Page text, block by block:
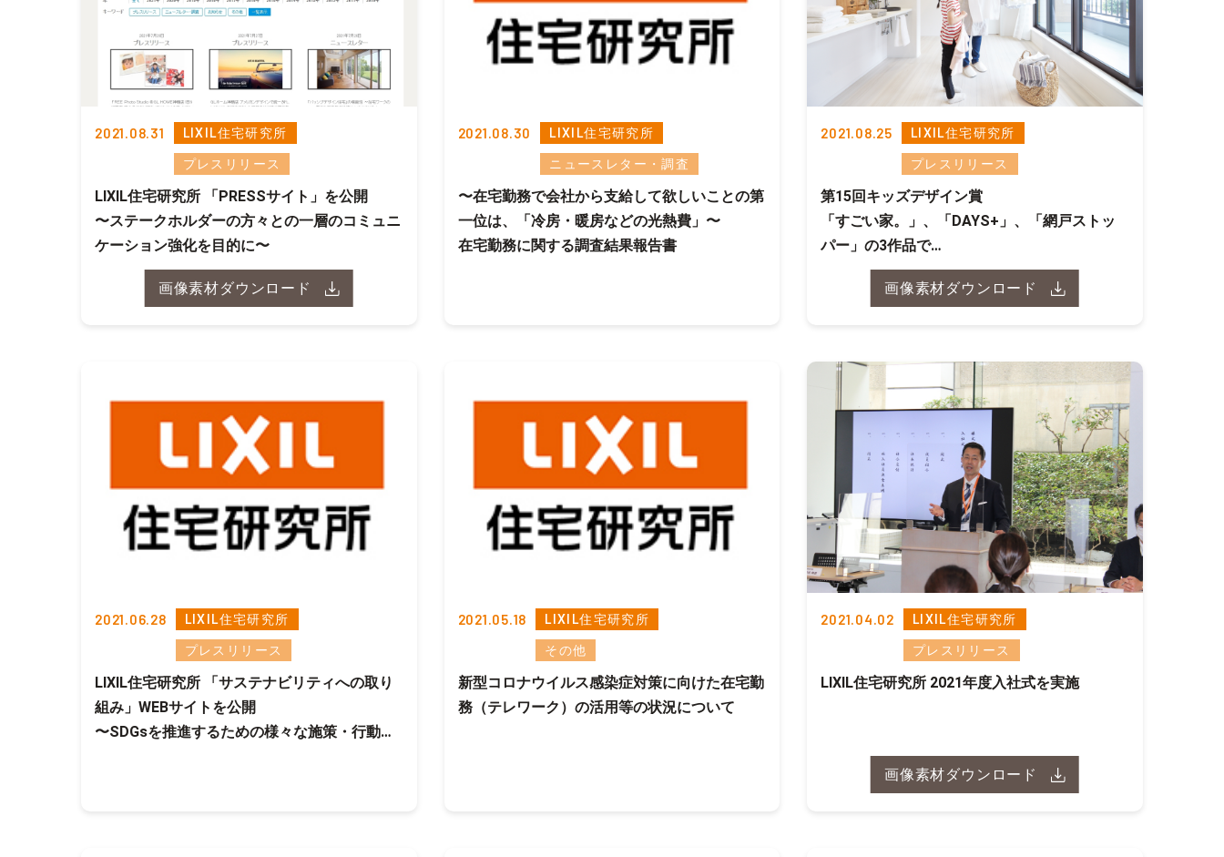
2021.08.31 LIXIL住宅研究所
プレスリリース
LIXIL住宅研究所 「PRESSサイト」を公開
〜ステークホルダーの方々との一層のコミュニ
ケーション強化を目的に〜
画像素材ダウンロード
2021.08.30 LIXIL住宅研究所
ニュースレター・調査
〜在宅勤務で会社から支給して欲しいことの第
一位は、「冷房・暖房などの光熱費」〜
在宅勤務に関する調査結果報告書
2021.08.25 LIXIL住宅研究所
プレスリリース
第15回キッズデザイン賞
「すごい家。」、「DAYS+」、「網戸ストッ
パー」の3作品で
キッズデザイン賞を受賞
画像素材ダウンロード
2021.06.28 LIXIL住宅研究所
プレスリリース
LIXIL住宅研究所 「サステナビリティへの取り
組み」WEBサイトを公開
〜SDGsを推進するための様々な施策・行動を
2021.05.18 LIXIL住宅研究所
その他
新型コロナウイルス感染症対策に向けた在宅勤
務（テレワーク）の活用等の状況について
2021.04.02 LIXIL住宅研究所
プレスリリース
LIXIL住宅研究所 2021年度入社式を実施
画像素材ダウンロード